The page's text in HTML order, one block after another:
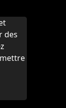
des